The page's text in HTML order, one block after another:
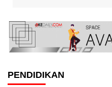
PENDIDIKAN